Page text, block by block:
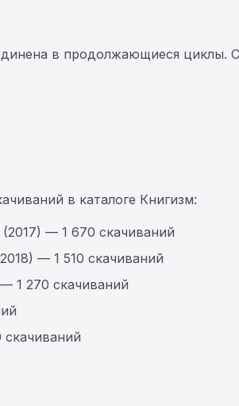
в продолжающиеся циклы.
в каталоге Книгизм:
(2017) — 1 670 скачиваний
— 1 510 скачиваний
1 270 скачиваний